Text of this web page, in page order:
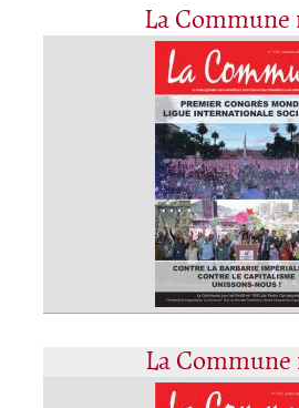
La Commune
La Commune